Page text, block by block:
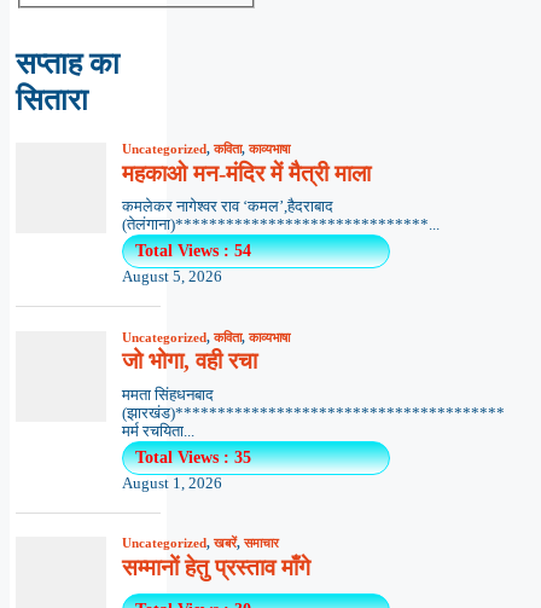
सप्ताह का
सितारा
Uncategorized,कविता,काव्यभाषा
महकाओ मन-मंदिर में मैत्री माला
कमलेकर नागेश्वर राव ‘कमल’,हैदराबाद
(तेलंगाना)******************************...
Total Views : 54
August 5, 2026
Uncategorized,कविता,काव्यभाषा
जो भोगा, वही रचा
ममता सिंहधनबाद
(झारखंड)***************************************
मर्म रचयिता...
Total Views : 35
August 1, 2026
Uncategorized,खबरें,समाचार
सम्मानों हेतु प्रस्ताव माँगे